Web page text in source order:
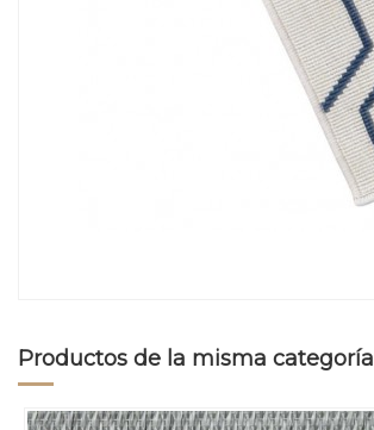
Productos de la misma categoría